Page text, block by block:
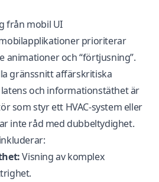
från mobil UI
prioriterar
animationer och “förtjusning”.
gränssnitt affärskritiska
och informationstäthet är
som styr ett HVAC-system eller
inte råd med dubbeltydighet.
Visning av komplex